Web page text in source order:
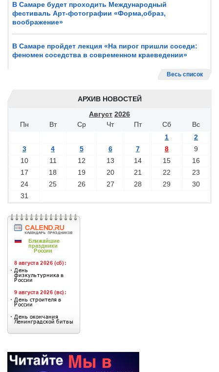
В Самаре будет проходить Международный
фестиваль Арт-фотографии «Форма,образ,
воображение»
В Самаре пройдет лекция «На пирог пришли соседи:
феномен соседства в современном краеведении»
Весь список
АРХИВ НОВОСТЕЙ
Август 2026
Пн
Вт Ср Чт Пт Сб
Вс
1
2
3
4 5 6 7 8
9
10
11 12 13 14 15
16
17
18 19 20 21 22
23
24
25 26 27 28 29
30
31